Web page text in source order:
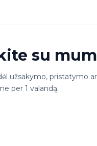
su
užsakymo, pristatymo
per 1 valandą.